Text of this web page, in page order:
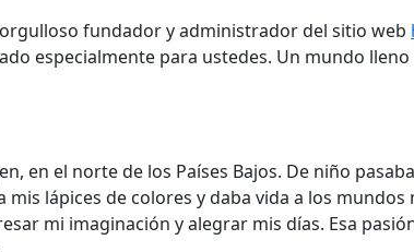
fundador y administrador del sitio web
especialmente para ustedes. Un mundo
en el norte de los Países Bajos. De niño
lápices de colores y daba vida a los
mi imaginación y alegrar mis días. Esa